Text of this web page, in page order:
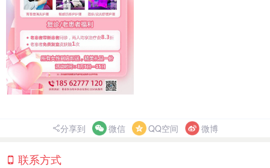
分享到 微信 QQ空间 微博
联系方式